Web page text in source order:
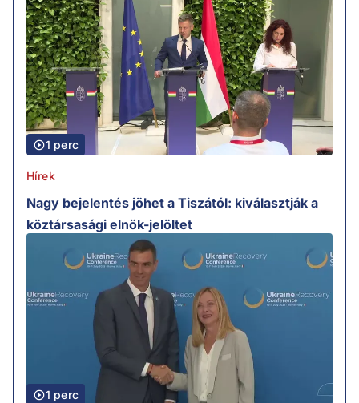
1 perc
Hírek
Nagy bejelentés jöhet a Tiszától: kiválasztják a
köztársasági elnök-jelöltet
1 perc